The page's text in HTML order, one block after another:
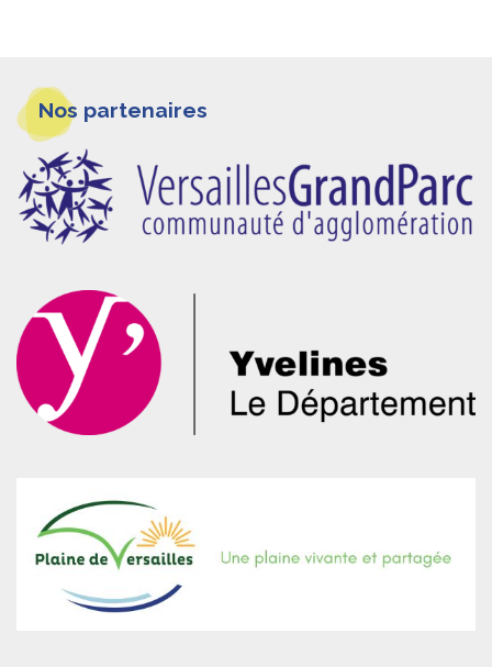
Informations
pieds
de
page
Nos partenaires